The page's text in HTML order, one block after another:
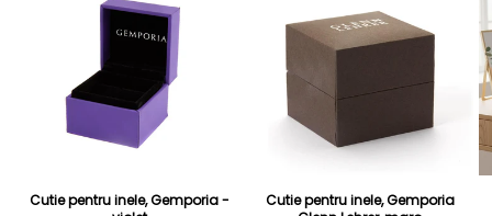
Cutie pentru inele, Gemporia -
Cutie pentru inele, Gemporia